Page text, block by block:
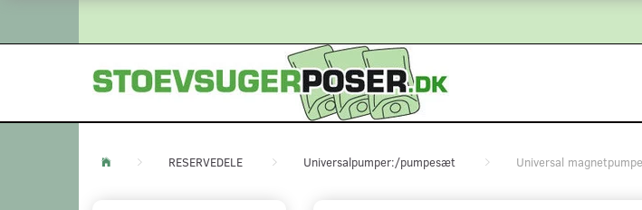
RESERVEDELE Universalpumper:/pumpesæt Universal